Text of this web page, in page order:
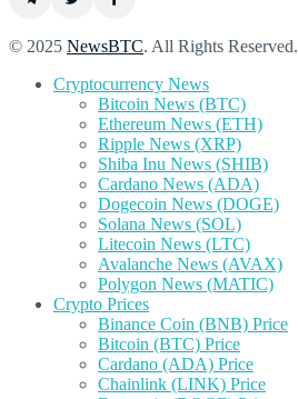
© 2025 NewsBTC. All Rights Reserved.
Cryptocurrency News
Bitcoin News (BTC)
Ethereum News (ETH)
Ripple News (XRP)
Shiba Inu News (SHIB)
Cardano News (ADA)
Dogecoin News (DOGE)
Solana News (SOL)
Litecoin News (LTC)
Avalanche News (AVAX)
Polygon News (MATIC)
Crypto Prices
Binance Coin (BNB) Price
Bitcoin (BTC) Price
Cardano (ADA) Price
Chainlink (LINK) Price